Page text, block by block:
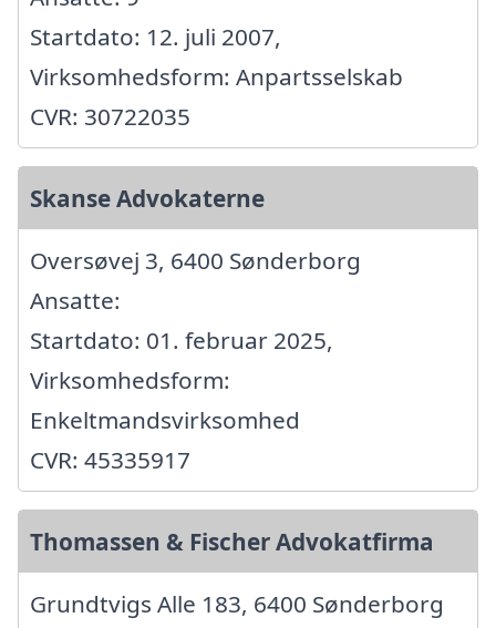
Startdato: 12. juli 2007,
Virksomhedsform: Anpartsselskab
CVR: 30722035
Skanse Advokaterne
Oversøvej 3, 6400 Sønderborg
Ansatte:
Startdato: 01. februar 2025,
Virksomhedsform:
Enkeltmandsvirksomhed
CVR: 45335917
Thomassen & Fischer Advokatfirma
Grundtvigs Alle 183, 6400 Sønderborg